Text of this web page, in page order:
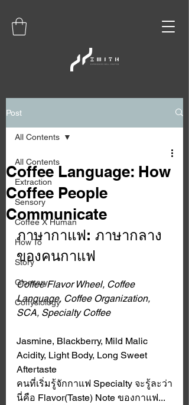
Post
All Contents
Extraction
Sensory
Coffee X Human
How To
Story
Glossary
Coffysiology
All Contents
Coffee Language: How
Coffee People
Communicate
ภาษากาแฟ: ภาษากลาง
ของคนกาแฟ
Coffee Flavor Wheel, Coffee
Language, Coffee Organization,
SCA, Specialty Coffee
Jasmine, Blackberry, Mild Malic
Acidity, Light Body, Long Sweet
Aftertaste
คนที่เริ่มรู้จักกาแฟ Specialty จะรู้ละว่า
นี่คือ Flavor(Taste) Note ของกาแฟ...